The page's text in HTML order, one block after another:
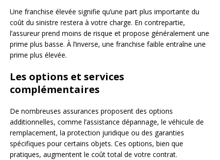
Une franchise élevée signifie qu’une part plus importante du
coût du sinistre restera à votre charge. En contrepartie,
l’assureur prend moins de risque et propose généralement une
prime plus basse. À l’inverse, une franchise faible entraîne une
prime plus élevée.
Les options et services
complémentaires
De nombreuses assurances proposent des options
additionnelles, comme l’assistance dépannage, le véhicule de
remplacement, la protection juridique ou des garanties
spécifiques pour certains objets. Ces options, bien que
pratiques, augmentent le coût total de votre contrat.